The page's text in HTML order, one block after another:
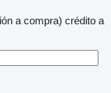
a compra) crédito a